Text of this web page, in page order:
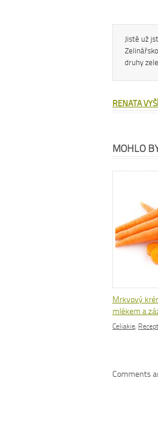
Jistě už
druhy
RENATA
MOHLO
Mrkvový
mlékem a
Celiakie,
Comments